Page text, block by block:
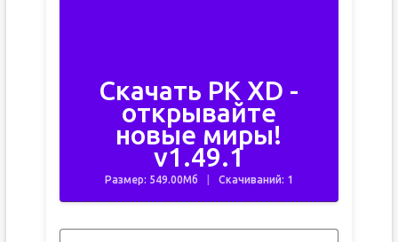
Скачать PK XD -
открывайте
новые миры!
v1.49.1
Размер: 549.00Мб Скачиваний: 1